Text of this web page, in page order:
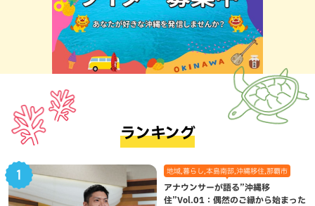
ランキング
地域,暮らし,本島南部,沖縄移住,那覇市
アナウンサーが語る”沖縄移
住”Vol.01：偶然のご縁から始まった